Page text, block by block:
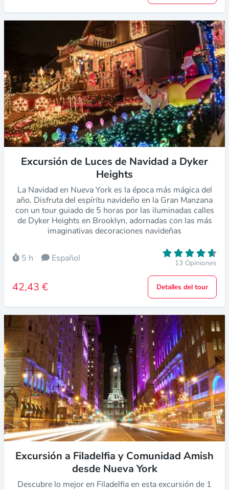
Excursión de Luces de Navidad a Dyker
Heights
La Navidad en Nueva York es la época más mágica del
año. Disfruta del espíritu navideño en la Gran Manzana
con un tour guiado de 5 horas por las iluminadas calles
de Dyker Heights en Brooklyn, adornadas con las más
imaginativas decoraciones navideñas
5 h Español 13 Opiniones
42,43 € Detalles del tour
Excursión a Filadelfia y Comunidad Amish
desde Nueva York
Descubre lo mejor en Filadelfia en esta excursión de 1